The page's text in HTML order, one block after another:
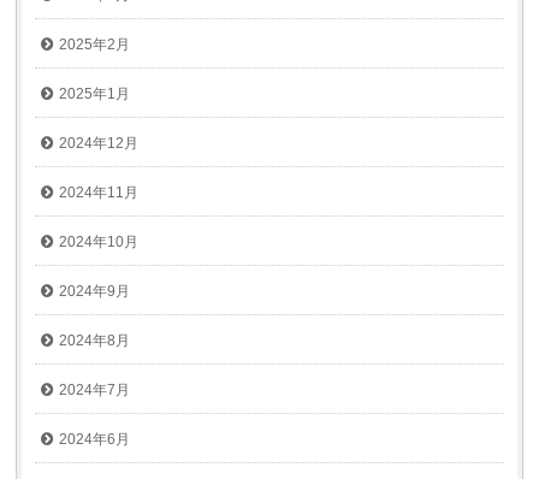
2025年2月
2025年1月
2024年12月
2024年11月
2024年10月
2024年9月
2024年8月
2024年7月
2024年6月